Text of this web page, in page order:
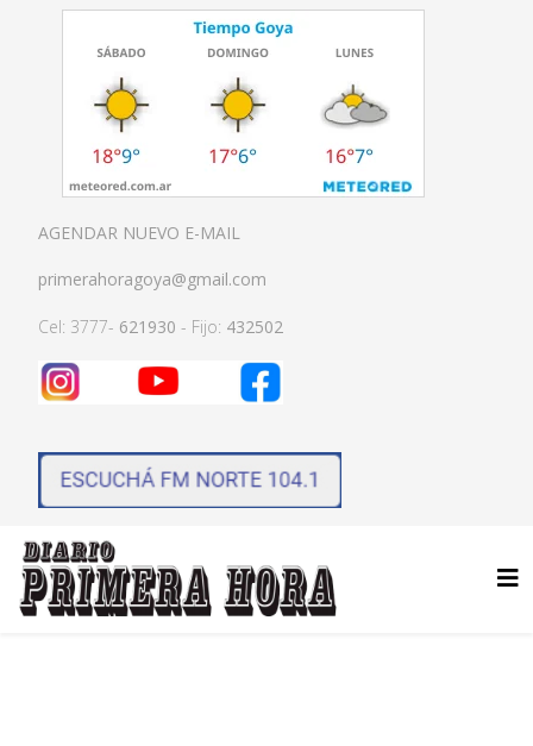
AGENDAR NUEVO E-MAIL
primerahoragoya@gmail.com
Cel: 3777- 621930 - Fijo: 432502